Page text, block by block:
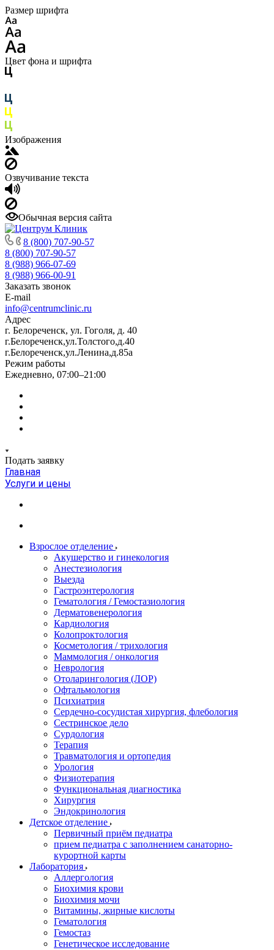
Размер шрифта
Цвет фона и шрифта
Изображения
Озвучивание текста
Обычная версия сайта
8 (800) 707-90-57
8 (800) 707-90-57
8 (988) 966-07-69
8 (988) 966-00-91
Заказать звонок
E-mail
info@centrumclinic.ru
Адрес
г. Белореченск, ул. Гоголя, д. 40
г.Белореченск,ул.Толстого,д.40
г.Белореченск,ул.Ленина,д.85а
Режим работы
Ежедневно, 07:00–21:00
Подать заявку
Главная
Услуги и цены
Взрослое отделение
Акушерство и гинекология
Анестезиология
Выезда
Гастроэнтерология
Гематология / Гемостазиология
Дерматовенерология
Кардиология
Колопроктология
Косметология / трихология
Маммология / онкология
Неврология
Отоларингология (ЛОР)
Офтальмология
Психиатрия
Сердечно-сосудистая хирургия, флебология
Сестринское дело
Сурдология
Терапия
Травматология и ортопедия
Урология
Физиотерапия
Функциональная диагностика
Хирургия
Эндокринология
Детское отделение
Первичный приём педиатра
прием педиатра с заполнением санаторно-
курортной карты
Лаборатория
Аллергология
Биохимия крови
Биохимия мочи
Витамины, жирные кислоты
Гематология
Гемостаз
Генетическое исследование